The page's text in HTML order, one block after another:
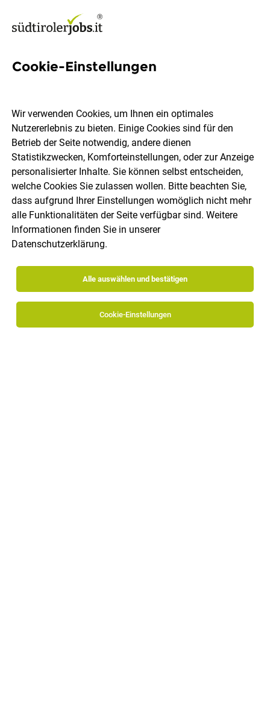
Tischler:in / Schlosser:in /
(w/m/x)
Schweitzer Project AG
Naturns Vollzeit 18.07.2026
Cookie-Einstellungen
Wir verwenden Cookies, um Ihnen ein optimales
Nutzererlebnis zu bieten. Einige Cookies sind für den
Betrieb der Seite notwendig, andere dienen
Statistikzwecken, Komforteinstellungen, oder zur Anzeige
personalisierter Inhalte. Sie können selbst entscheiden,
welche Cookies Sie zulassen wollen. Bitte beachten Sie,
dass aufgrund Ihrer Einstellungen womöglich nicht mehr
alle Funktionalitäten der Seite verfügbar sind. Weitere
Informationen finden Sie in unserer
Datenschutzerklärung.
Alle auswählen und bestätigen
Cookie-Einstellungen